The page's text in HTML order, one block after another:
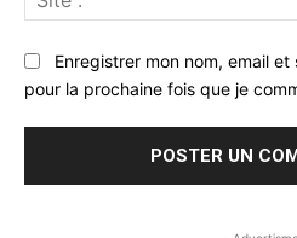
Enregistrer mon nom, email
pour la prochaine fois que je